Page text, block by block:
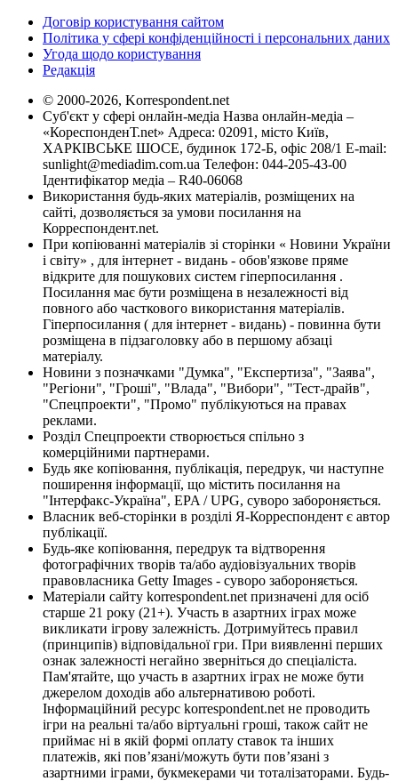
Договір користування сайтом
Політика у сфері конфіденційності і персональних даних
Угода щодо користування
Редакція
© 2000-2026, Korrespondent.net
Суб'єкт у сфері онлайн-медіа Назва онлайн-медіа –
«КореспонденТ.net» Адреса: 02091, місто Київ,
ХАРКІВСЬКЕ ШОСЕ, будинок 172-Б, офіс 208/1 E-mail:
sunlight@mediadim.com.ua Телефон: 044-205-43-00
Ідентифікатор медіа – R40-06068
Використання будь-яких матеріалів, розміщених на
сайті, дозволяється за умови посилання на
Корреспондент.net.
При копіюванні матеріалів зі сторінки « Новини України
і світу» , для інтернет - видань - обов'язкове пряме
відкрите для пошукових систем гіперпосилання .
Посилання має бути розміщена в незалежності від
повного або часткового використання матеріалів.
Гіперпосилання ( для інтернет - видань) - повинна бути
розміщена в підзаголовку або в першому абзаці
матеріалу.
Новини з позначками "Думка", "Експертиза", "Заява",
"Регіони", "Гроші", "Влада", "Вибори", "Тест-драйв",
"Спецпроекти", "Промо" публікуються на правах
реклами.
Розділ Спецпроекти створюється спільно з
комерційними партнерами.
Будь яке копіювання, публікація, передрук, чи наступне
поширення інформації, що містить посилання на
"Інтерфакс-Україна", EPA / UPG, суворо забороняється.
Власник веб-сторінки в розділі Я-Корреспондент є автор
публікації.
Будь-яке копіювання, передрук та відтворення
фотографічних творів та/або аудіовізуальних творів
правовласника Getty Images - суворо забороняється.
Матеріали сайту korrespondent.net призначені для осіб
старше 21 року (21+). Участь в азартних іграх може
викликати ігрову залежність. Дотримуйтесь правил
(принципів) відповідальної гри. При виявленні перших
ознак залежності негайно зверніться до спеціаліста.
Пам'ятайте, що участь в азартних іграх не може бути
джерелом доходів або альтернативою роботі.
Інформаційний ресурс korrespondent.net не проводить
ігри на реальні та/або віртуальні гроші, також сайт не
приймає ні в якій формі оплату ставок та інших
платежів, які пов’язані/можуть бути пов’язані з
азартними іграми, букмекерами чи тоталізаторами. Будь-